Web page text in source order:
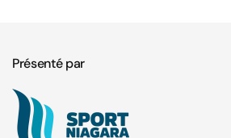
Présenté par